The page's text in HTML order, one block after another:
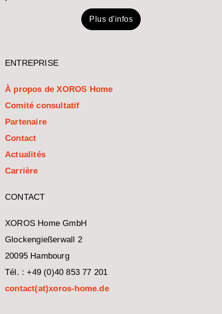
Plus d'infos
ENTREPRISE
À propos de XOROS Home
Comité consultatif
Partenaire
Contact
Actualités
Carrière
CONTACT
XOROS Home GmbH
Glockengießerwall 2
20095 Hambourg
Tél. : +49 (0)40 853 77 201
contact(at)xoros-home.de